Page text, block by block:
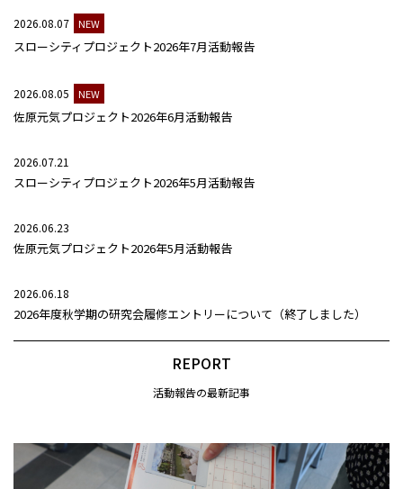
2026.08.07 NEW
スローシティプロジェクト2026年7月活動報告
2026.08.05 NEW
佐原元気プロジェクト2026年6月活動報告
2026.07.21
スローシティプロジェクト2026年5月活動報告
2026.06.23
佐原元気プロジェクト2026年5月活動報告
2026.06.18
2026年度秋学期の研究会履修エントリーについて（終了しました）
REPORT
活動報告の最新記事